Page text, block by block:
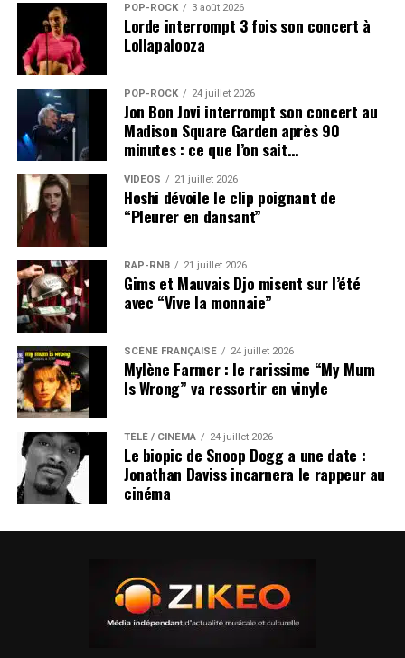
POP-ROCK 3 août 2026
Lorde interrompt 3 fois son concert à
Lollapalooza
POP-ROCK 24 juillet 2026
Jon Bon Jovi interrompt son concert au
Madison Square Garden après 90
minutes : ce que l’on sait…
VIDEOS 21 juillet 2026
Hoshi dévoile le clip poignant de
“Pleurer en dansant”
RAP-RNB 21 juillet 2026
Gims et Mauvais Djo misent sur l’été
avec “Vive la monnaie”
SCÈNE FRANÇAISE 24 juillet 2026
Mylène Farmer : le rarissime “My Mum
Is Wrong” va ressortir en vinyle
TÉLÉ / CINÉMA 24 juillet 2026
Le biopic de Snoop Dogg a une date :
Jonathan Daviss incarnera le rappeur au
cinéma